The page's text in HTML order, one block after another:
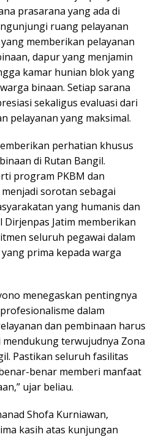
prasarana yang ada di
ruang pelayanan
memberikan pelayanan
dapur yang menjamin
kamar hunian blok yang
binaan. Setiap sarana
sekaligus evaluasi dari
pelayanan yang maksimal.
perhatian khusus
di Rutan Bangil.
program PKBM dan
sorotan sebagai
yang humanis dan
Jatim memberikan
seluruh pegawai dalam
prima kepada warga
menegaskan pentingnya
dalam
dan pembinaan harus
terwujudnya Zona
Pastikan seluruh fasilitas
benar memberi manfaat
ujar beliau.
Shofa Kurniawan,
kasih atas kunjungan